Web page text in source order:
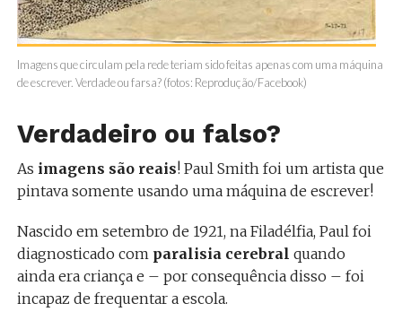
Imagens que circulam pela rede teriam sido feitas apenas com uma máquina
de escrever. Verdade ou farsa? (fotos: Reprodução/Facebook)
Verdadeiro ou falso?
As imagens são reais! Paul Smith foi um artista que
pintava somente usando uma máquina de escrever!
Nascido em setembro de 1921, na Filadélfia, Paul foi
diagnosticado com paralisia cerebral quando
ainda era criança e – por consequência disso – foi
incapaz de frequentar a escola.